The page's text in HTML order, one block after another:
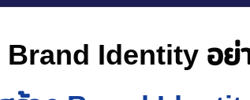
Identity อย่